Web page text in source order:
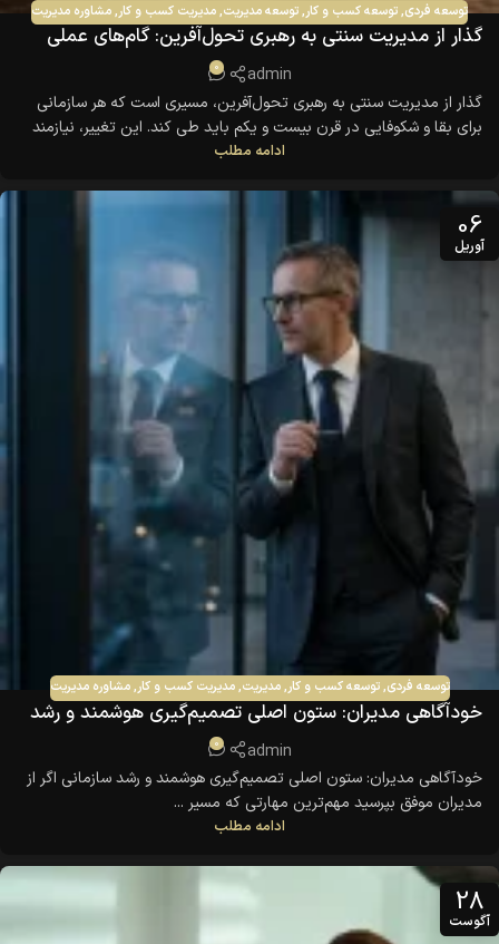
توسعه فردی,توسعه کسب و کار,توسعه مدیریت,مدیریت کسب و کار,مشاوره مدیریت
گذار از مدیریت سنتی به رهبری تحول‌آفرین: گام‌های عملی
admin
0
گذار از مدیریت سنتی به رهبری تحول‌آفرین، مسیری است که هر سازمانی
برای بقا و شکوفایی در قرن بیست و یکم باید طی کند. این تغییر، نیازمند
دیدگاه استراتژیک، تعهد به رشد فردی و سازمانی، و توانایی الهام‌بخشی به
می‌بخشند، بلکه محیط کاری پویا، انگیزه‌بخش و نوآوری را خلق می‌کنند که
افراد در آن احساس ارزشمندی و تعلق می‌کنند.
ادامه مطلب
06
آوریل
توسعه فردی,توسعه کسب و کار,مدیریت,مدیریت کسب و کار,مشاوره مدیریت
خودآگاهی مدیران: ستون اصلی تصمیم‌گیری هوشمند و رشد
admin
0
خودآگاهی مدیران: ستون اصلی تصمیم‌گیری هوشمند و رشد سازمانی اگر از
مدیران موفق بپرسید مهم‌ترین مهارتی که مسیر ...
ادامه مطلب
28
آگوست